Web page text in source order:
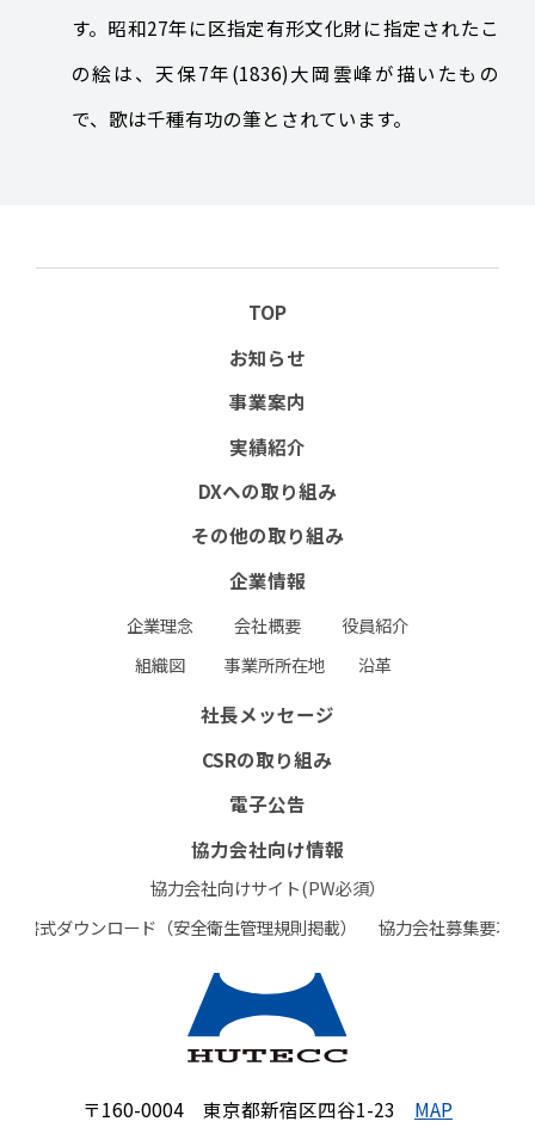
す。昭和27年に区指定有形文化財に指定されたこ
の絵は、天保7年(1836)大岡雲峰が描いたもの
で、歌は千種有功の筆とされています。
TOP
お知らせ
事業案内
実績紹介
DXへの取り組み
その他の取り組み
企業情報
企業理念 会社概要
役員紹介
組織図
事業所所在地 沿革
社長メッセージ
CSRの取り組み
電子公告
協力会社向け情報
協力会社向けサイト(PW必須）
書式ダウンロード（安全衛生管理規則掲載）
協力会社募集要項
〒160-0004 東京都新宿区四谷1-23 MAP